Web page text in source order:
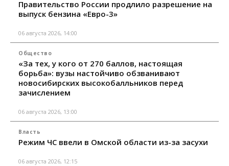
Правительство России продлило разрешение на
выпуск бензина «Евро-3»
06 августа 2026, 14:00
Общество
«За тех, у кого от 270 баллов, настоящая
борьба»: вузы настойчиво обзванивают
новосибирских высокобалльников перед
зачислением
06 августа 2026, 13:00
Власть
Режим ЧС ввели в Омской области из-за засухи
06 августа 2026, 12:15